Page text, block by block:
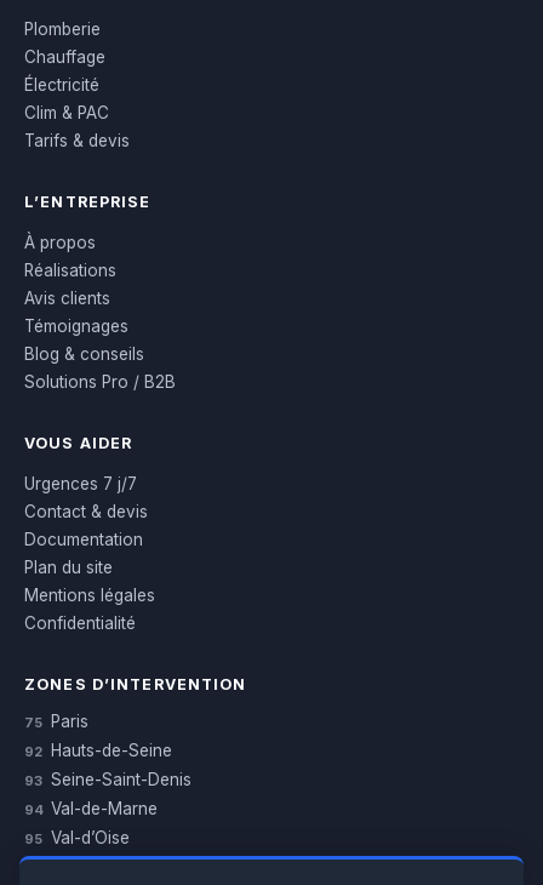
Plomberie
Chauffage
Électricité
Clim & PAC
Tarifs & devis
L’ENTREPRISE
À propos
Réalisations
Avis clients
Témoignages
Blog & conseils
Solutions Pro / B2B
VOUS AIDER
Urgences 7 j/7
Contact & devis
Documentation
Plan du site
Mentions légales
Confidentialité
ZONES D’INTERVENTION
75 Paris
92 Hauts-de-Seine
93 Seine-Saint-Denis
94 Val-de-Marne
95 Val-d’Oise